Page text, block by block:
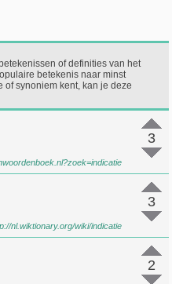
of definities van het
betekenis naar minst
synoniem kent, kan je deze
3
3
nl.wiktionary.org/wiki/indicatie
2